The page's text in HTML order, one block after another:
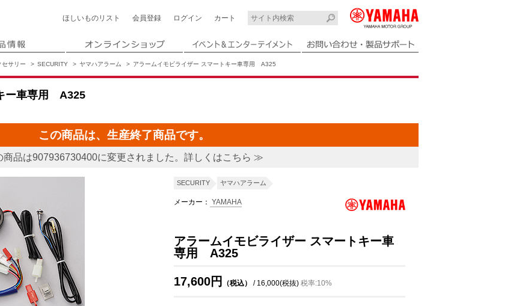
ほしいもの リスト 会員登録 ログイン カート
セサリー SECURITY ヤマハアラーム アラームイモビライザー スマートキー車専用 A325
ー車専用 A325
この商品は、生産終了商品です。
商品は907936730400に変更されました。詳しくはこちら ≫
SECURITY ヤマハアラーム
メーカー： YAMAHA
アラームイモビライザー スマートキー車
専用 A325
17,600円 （税込） / 16,000(税抜) 税率:10%